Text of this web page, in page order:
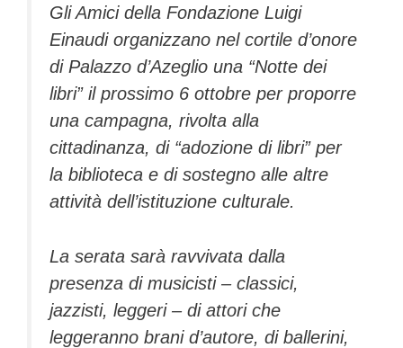
b
o
o
k
d
s
dI
n
a
m
A
p
p
di
Gli Amici della Fondazione Luigi
Einaudi organizzano nel cortile d’onore
di Palazzo d’Azeglio una “Notte dei
libri” il prossimo 6 ottobre per proporre
una campagna, rivolta alla
cittadinanza, di “adozione di libri” per
la biblioteca e di sostegno alle altre
attività dell’istituzione culturale.
La serata sarà ravvivata dalla
presenza di musicisti – classici,
jazzisti, leggeri – di attori che
leggeranno brani d’autore, di ballerini,